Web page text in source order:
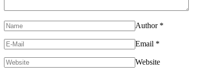
Author *
Email *
Website